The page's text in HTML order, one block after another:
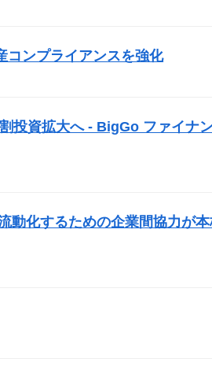
ンプライアンスを強化
投資拡大へ - BigGo ファイナ
動化するための企業間協力が